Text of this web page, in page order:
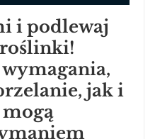
i podlewaj
jak i